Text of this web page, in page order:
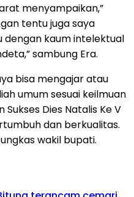
menyampaikan,”
tentu juga saya
dengan kaum intelektual
sambung Era.
bisa mengajar atau
umum sesuai keilmuan
Dies Natalis Ke V
dan berkualitas.
wakil bupati.